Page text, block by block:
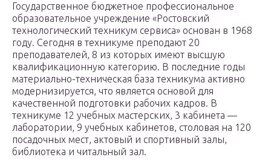
Государственное бюджетное профессиональное
образовательное учреждение «Ростовский
технологический техникум сервиса» основан в 1968
году. Сегодня в техникуме преподают 20
преподавателей, 8 из которых имеют высшую
квалификационную категорию. В последние годы
материально-техническая база техникума активно
модернизируется, что является основой для
качественной подготовки рабочих кадров. В
техникуме 12 учебных мастерских, 3 кабинета —
лаборатории, 9 учебных кабинетов, столовая на 120
посадочных мест, актовый и спортивный залы,
библиотека и читальный зал.